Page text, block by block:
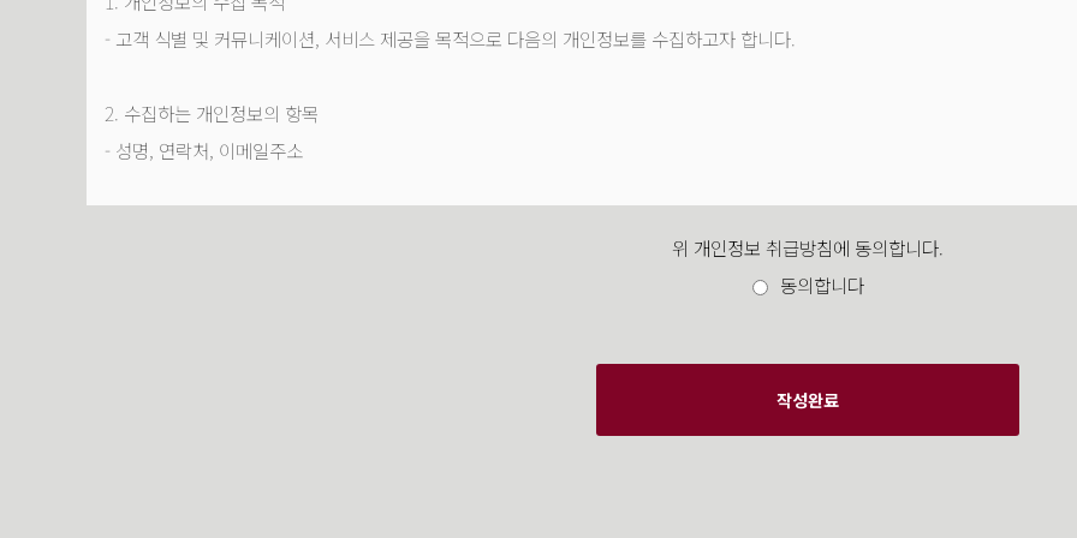
- 고객 식별 및 커뮤니케이션, 서비스 제공을 목적으로 다음의 개인정보를 수집하고자 합니다.
2. 수집하는 개인정보의 항목
- 성명, 연락처, 이메일주소
- 상담신청, 고객의 소리, 고객게시판을 통해 수집된 개인정보를 별도로 축적하지는 않으며, 고객 불만사항 내용은 담당자에게 발
- 고객님께서는 본 개인정보 수집 및 제공 동의에 거부하실 수 있으며, 거부시 서비스 이용에 제한될 수 있음을 알려드립니다.
위 개인정보 취급방침에 동의합니다.
동의합니다
작성완료